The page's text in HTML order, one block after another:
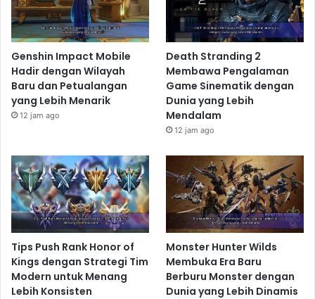
Genshin Impact Mobile
Hadir dengan Wilayah
Baru dan Petualangan
yang Lebih Menarik
12 jam ago
Death Stranding 2
Membawa Pengalaman
Game Sinematik dengan
Dunia yang Lebih
Mendalam
12 jam ago
Tips Push Rank Honor of
Kings dengan Strategi Tim
Modern untuk Menang
Lebih Konsisten
Monster Hunter Wilds
Membuka Era Baru
Berburu Monster dengan
Dunia yang Lebih Dinamis